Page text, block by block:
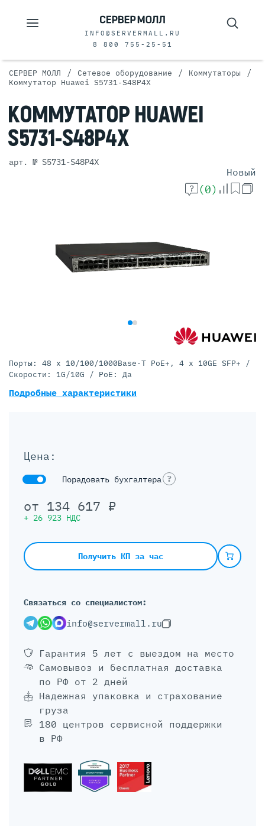
INFO@SERVERMALL.RU
8 800 755-25-51
СЕРВЕР МОЛЛ / Сетевое оборудование / Коммутаторы /
Коммутатор Huawei S5731-S48P4X
КОММУТАТОР HUAWEI
S5731-S48P4X
арт. № S5731-S48P4X
Новый
(0)
Цена:
Порадовать бухгалтера ?
от 134 617 ₽
+ 26 923 НДС
Получить КП за час
Связаться со специалистом:
info@servermall.ru
Гарантия 5 лет с выездом на место
Самовывоз и бесплатная доставка
по РФ от 2 дней
Надежная упаковка и страхование
груза
180 центров сервисной поддержки
в РФ
Порты: 48 x 10/100/1000Base-T PoE+, 4 x 10GE SFP+ /
Скорости: 1G/10G / PoE: Да
Подробные характеристики